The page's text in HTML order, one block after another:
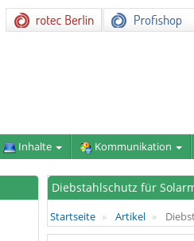
Inhalte Kommunikation
Diebstahlschutz für
Startseite Artikel